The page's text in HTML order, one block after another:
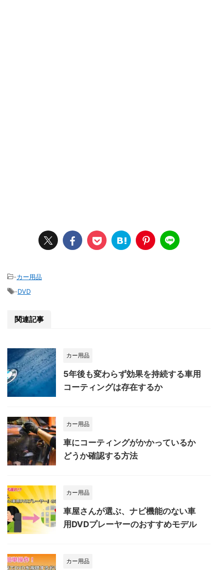
-カー用品
-DVD
関連記事
カー用品
5年後も変わらず効果を持続する車用
コーティングは存在するか
カー用品
車にコーティングがかかっているか
どうか確認する方法
カー用品
車屋さんが選ぶ、ナビ機能のない車
用DVDプレーヤーのおすすめモデル
カー用品